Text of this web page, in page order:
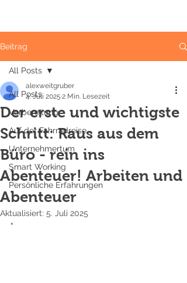
Beitrag
All Posts
Vorbereitung
Auf der Fahrradreise
Unternehmertum
Smart Working
Persönliche Erfahrungen
All Posts
Der erste und wichtigste
Schritt: Raus aus dem
Büro - rein ins
Abenteuer! Arbeiten und
Abenteuer
alexweitgruber
4. Juli 2025 2 Min. Lesezeit
Aktualisiert: 5. Juli 2025
"